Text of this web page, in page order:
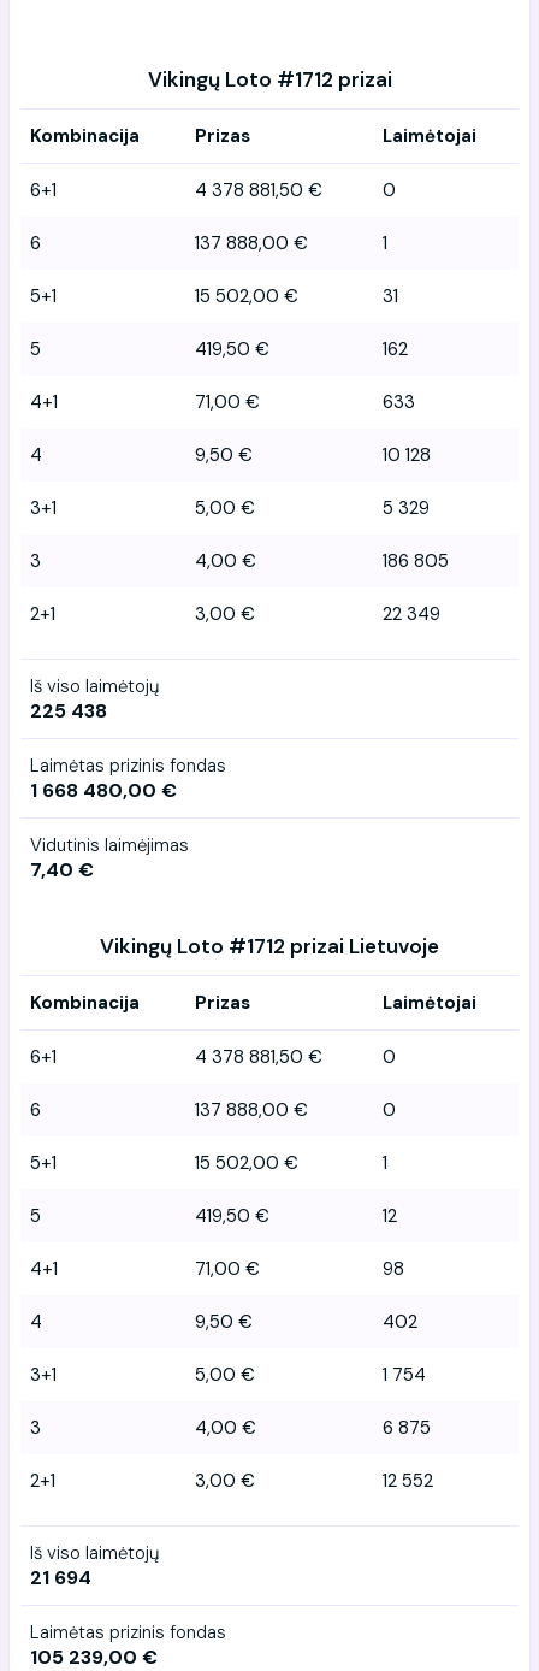
Vikingų Loto #1712 prizai
Kombinacija Prizas Laimėtojai
6+1 4 378 881,50 € 0
6 137 888,00 € 1
5+1 15 502,00 € 31
5 419,50 € 162
4+1 71,00 € 633
4 9,50 € 10 128
3+1 5,00 € 5 329
3 4,00 € 186 805
2+1 3,00 € 22 349
Iš viso laimėtojų
225 438
Laimėtas prizinis fondas
1 668 480,00 €
Vidutinis laimėjimas
7,40 €
Vikingų Loto #1712 prizai Lietuvoje
Kombinacija Prizas Laimėtojai
6+1 4 378 881,50 € 0
6 137 888,00 € 0
5+1 15 502,00 € 1
5 419,50 € 12
4+1 71,00 € 98
4 9,50 € 402
3+1 5,00 € 1 754
3 4,00 € 6 875
2+1 3,00 € 12 552
Iš viso laimėtojų
21 694
Laimėtas prizinis fondas
105 239,00 €